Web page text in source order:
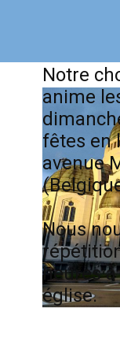
Notre
anime
fêtes en
avenue
Nous
heures
église.